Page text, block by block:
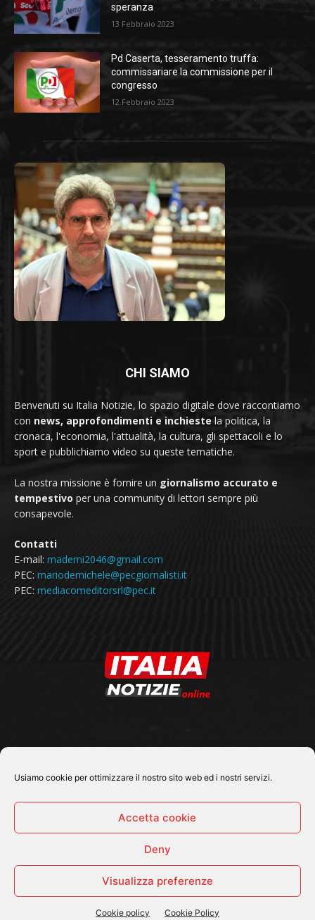
Usiamo cookie per ottimizzare il nostro sito web ed i nostri servizi.
Accetta cookie
Deny
Visualizza preferenze
Cookie policy Cookie Policy
speranza
13 Febbraio 2023
Pd Caserta, tesseramento truffa:
commissariare la commissione per il
congresso
12 Febbraio 2023
CHI SIAMO
Benvenuti su Italia Notizie, lo spazio digitale dove raccontiamo
con news, approfondimenti e inchieste la politica, la
cronaca, l'economia, l'attualità, la cultura, gli spettacoli e lo
sport e pubblichiamo video su queste tematiche.
La nostra missione è fornire un giornalismo accurato e
tempestivo per una community di lettori sempre più
consapevole.
Contatti
E-mail: mademi2046@gmail.com
PEC: mariodemichele@pecgiornalisti.it
PEC: mediacomeditorsrl@pec.it
SEGUICI SU
© 2026 Tutti i diritti riservati - Italia Notizie .online |
Cronaca Economia
Cultura e Spettacoli ItaliaNotizie Tv